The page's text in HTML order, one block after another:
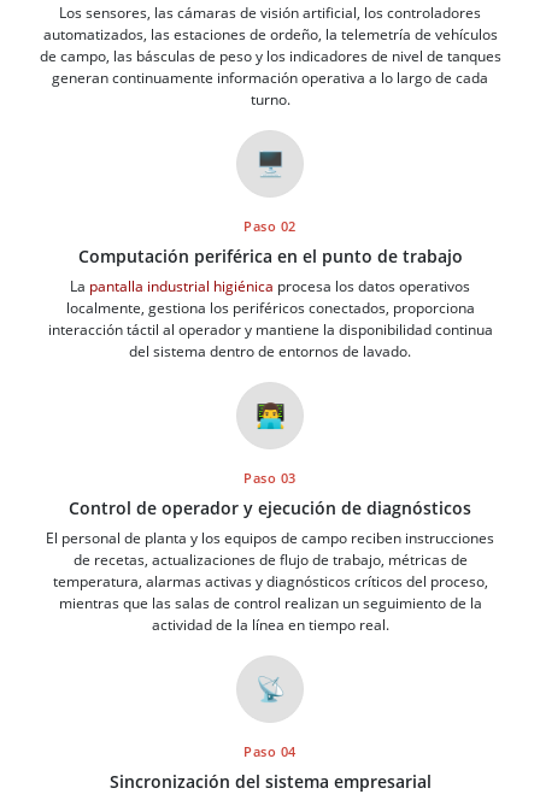
Los sensores, las cámaras de visión artificial, los controladores
automatizados, las estaciones de ordeño, la telemetría de vehículos
de campo, las básculas de peso y los indicadores de nivel de tanques
generan continuamente información operativa a lo largo de cada
turno.
🖥️
Paso 02
Computación periférica en el punto de trabajo
La pantalla industrial higiénica procesa los datos operativos
localmente, gestiona los periféricos conectados, proporciona
interacción táctil al operador y mantiene la disponibilidad continua
del sistema dentro de entornos de lavado.
👨‍💻
Paso 03
Control de operador y ejecución de diagnósticos
El personal de planta y los equipos de campo reciben instrucciones
de recetas, actualizaciones de flujo de trabajo, métricas de
temperatura, alarmas activas y diagnósticos críticos del proceso,
mientras que las salas de control realizan un seguimiento de la
actividad de la línea en tiempo real.
📡
Paso 04
Sincronización del sistema empresarial